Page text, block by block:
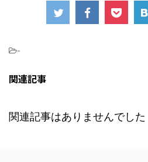
-
関連記事
関連記事はありませんでした